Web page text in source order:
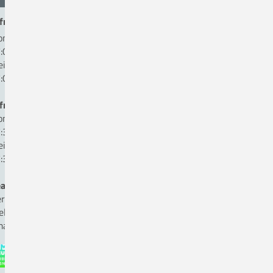
Patientenaufnahme:
bis Donnerstag:
bis 16:00 Uhr
bis 13:00 Uhr
Kasse:
bis Donnerstag
bis 16:00 Uhr
bis 12:00 Uhr
für Medizinproduktesicherheit
Andreas Hömer, Fon 05431. 15-1825
Herr Ole Kettmann, Fon 05431. 15-1816